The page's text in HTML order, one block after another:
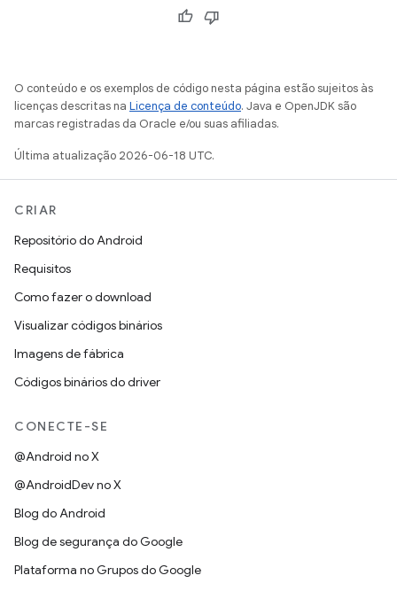
O conteúdo e os exemplos de código nesta página estão sujeitos às
licenças descritas na Licença de conteúdo. Java e OpenJDK são
marcas registradas da Oracle e/ou suas afiliadas.
Última atualização 2026-06-18 UTC.
CRIAR
Repositório do Android
Requisitos
Como fazer o download
Visualizar códigos binários
Imagens de fábrica
Códigos binários do driver
CONECTE-SE
@Android no X
@AndroidDev no X
Blog do Android
Blog de segurança do Google
Plataforma no Grupos do Google